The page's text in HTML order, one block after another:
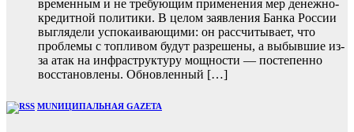
временным и не требующим применения мер денежно-
кредитной политики. В целом заявления Банка России
выглядели успокаивающими: он рассчитывает, что
проблемы с топливом будут разрешены, а выбывшие из-
за атак на инфраструктуру мощности — постепенно
восстановлены. Обновленный […]
MUNИЦИПАЛЬНАЯ GAZЕТА